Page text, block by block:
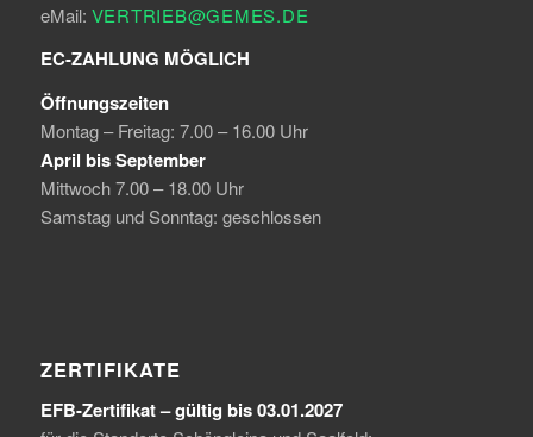
eMail: VERTRIEB@GEMES.DE
EC-ZAHLUNG MÖGLICH
Öffnungszeiten
Montag – Freitag: 7.00 – 16.00 Uhr
April bis September
Mittwoch 7.00 – 18.00 Uhr
Samstag und Sonntag: geschlossen
ZERTIFIKATE
EFB-Zertifikat – gültig bis 03.01.2027